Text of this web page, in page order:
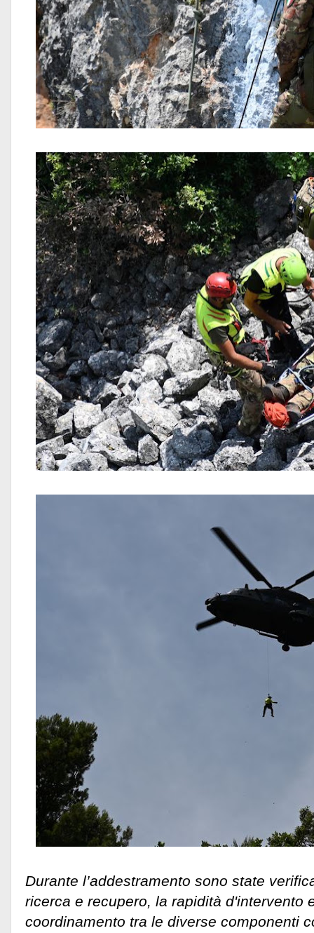
Durante l’addestramento sono state
ricerca e recupero, la rapidità d'intervento
coordinamento tra le diverse componenti